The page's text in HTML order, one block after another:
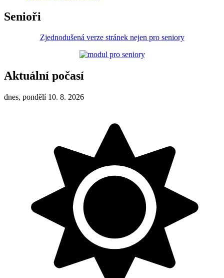
Senioři
Zjednodušená verze stránek nejen pro seniory
Aktuální počasí
dnes, pondělí 10. 8. 2026